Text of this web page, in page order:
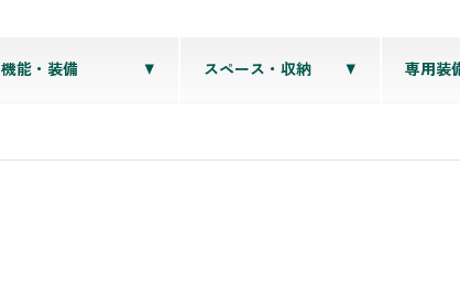
機能・装備 スペース・収納 専用装